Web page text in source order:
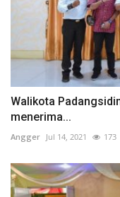
Walikota
menerima...
Angger Jul 14, 2021 173